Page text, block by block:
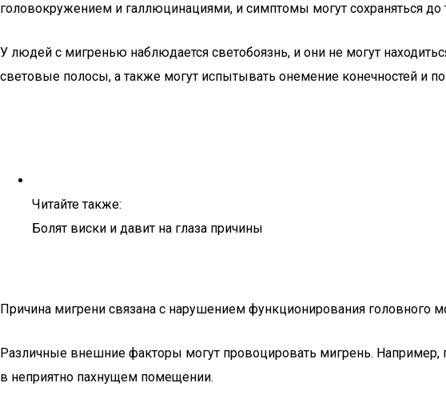
головокружением и галлюцинациями, и симптомы могут сохраняться до
У людей с мигренью наблюдается светобоязнь, и они не могут
световые полосы, а также могут испытывать онемение конечностей и
Читайте также:
Болят виски и давит на глаза причины
Причина мигрени связана с нарушением функционирования головного
Различные внешние факторы могут провоцировать мигрень.
в неприятно пахнущем помещении.